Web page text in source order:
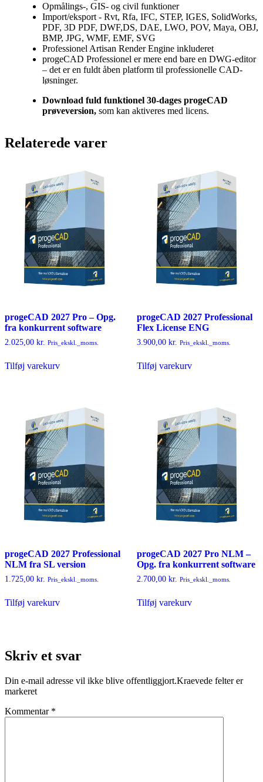
Opmålings-, GIS- og civil funktioner
Import/eksport - Rvt, Rfa, IFC, STEP, IGES, SolidWorks,
PDF, 3D PDF, DWF,DS, DAE, LWO, POV, Maya, OBJ,
BMP, JPG, WMF, EMF, SVG
Professionel Artisan Render Engine inkluderet
progeCAD Professionel er mere end bare en DWG-editor
– det er en fuldt åben platform til professionelle CAD-
løsninger.
Download fuld funktionel 30-dages progeCAD
prøveversion, som kan aktiveres med licens.
Relaterede varer
progeCAD 2027 Pro – Opg.
fra konkurrent software
2.025,00 kr. Pris_ekskl._moms.
Tilføj varekurv
progeCAD 2027 Professional
Flex License ENG
3.900,00 kr. Pris_ekskl._moms.
Tilføj varekurv
progeCAD 2027 Professional
NLM fra SL version
1.725,00 kr. Pris_ekskl._moms.
Tilføj varekurv
progeCAD 2027 Pro NLM –
Opg. fra konkurrent software
2.700,00 kr. Pris_ekskl._moms.
Tilføj varekurv
Skriv et svar
Din e-mail adresse vil ikke blive offentliggjort.Kraevede felter er
markeret
Kommentar *